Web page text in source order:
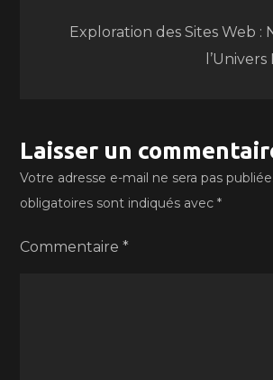
l’article
Exploration des Sites Web :
Laisser un
Votre adresse e-mail ne sera pas publiée.
obligatoires sont indiqués avec*
Commentaire*